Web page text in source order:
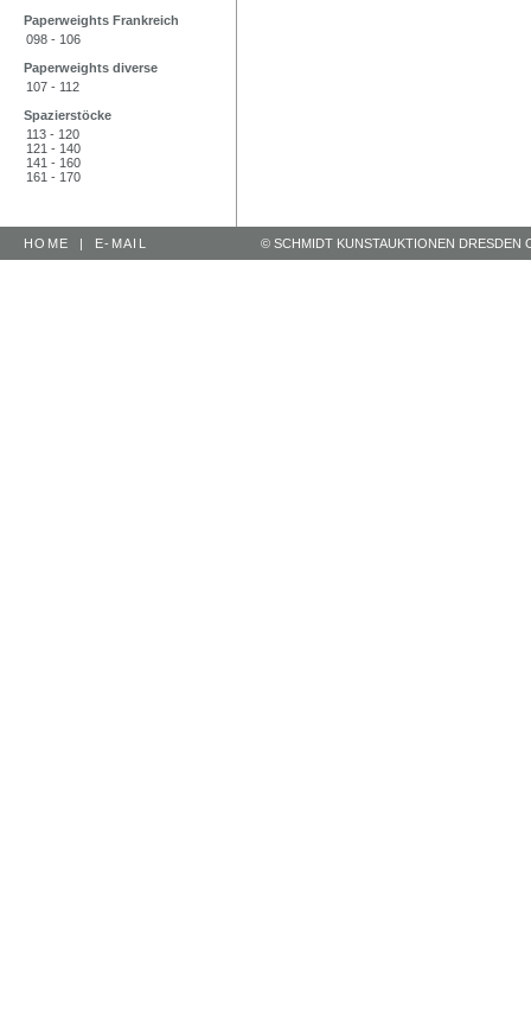
Paperweights Frankreich
098 - 106
Paperweights diverse
107 - 112
Spazierstöcke
113 - 120
121 - 140
141 - 160
161 - 170
HOME | E-MAIL © SCHMIDT KUNSTAUKTIONEN DRESDEN